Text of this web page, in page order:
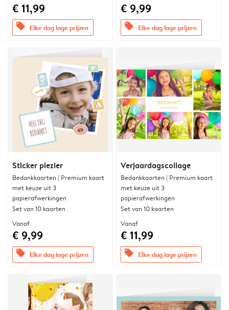
€ 11,99
offers Elke dag lage prijzen
€ 9,99
offers Elke dag lage prijzen
Sticker plezier
Bedankkaarten | Premium kaart
met keuze uit 3
papierafwerkingen
Set van 10 kaarten
Vanaf
€ 9,99
offers Elke dag lage prijzen
Verjaardagscollage
Bedankkaarten | Premium kaart
met keuze uit 3
papierafwerkingen
Set van 10 kaarten
Vanaf
€ 11,99
offers Elke dag lage prijzen